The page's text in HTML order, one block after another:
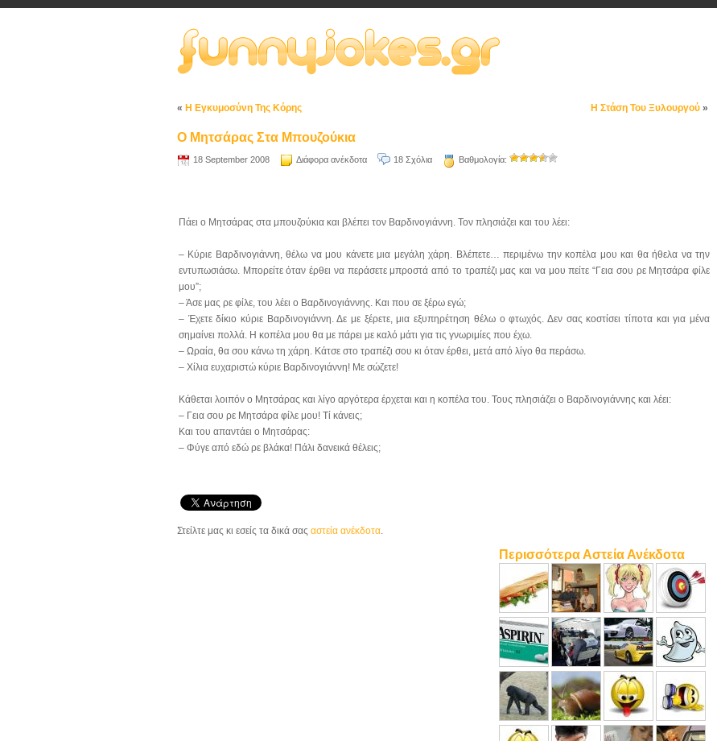
« Η Εγκυμοσύνη Της Κόρης Η Στάση Του Ξυλουργού »
Ο Μητσάρας Στα Μπουζούκια
18 September 2008 Διάφορα ανέκδοτα 18 Σχόλια Βαθμολογία:
Πάει ο Μητσάρας στα μπουζούκια και βλέπει τον Βαρδινογιάννη. Τον πλησιάζει και του λέει:
– Κύριε Βαρδινογιάννη, θέλω να μου κάνετε μια μεγάλη χάρη. Βλέπετε… περιμένω την κοπέλα μου και θα ήθελα να την
εντυπωσιάσω. Μπορείτε όταν έρθει να περάσετε μπροστά από το τραπέζι μας και να μου πείτε “Γεια σου ρε Μητσάρα φίλε
μου”;
– Άσε μας ρε φίλε, του λέει ο Βαρδινογιάννης. Και που σε ξέρω εγώ;
– Έχετε δίκιο κύριε Βαρδινογιάννη. Δε με ξέρετε, μια εξυπηρέτηση θέλω ο φτωχός. Δεν σας κοστίσει τίποτα και για μένα
σημαίνει πολλά. Η κοπέλα μου θα με πάρει με καλό μάτι για τις γνωριμίες που έχω.
– Ωραία, θα σου κάνω τη χάρη. Κάτσε στο τραπέζι σου κι όταν έρθει, μετά από λίγο θα περάσω.
– Χίλια ευχαριστώ κύριε Βαρδινογιάννη! Με σώζετε!
Κάθεται λοιπόν ο Μητσάρας και λίγο αργότερα έρχεται και η κοπέλα του. Τους πλησιάζει ο Βαρδινογιάννης και λέει:
– Γεια σου ρε Μητσάρα φίλε μου! Τί κάνεις;
Και του απαντάει ο Μητσάρας:
– Φύγε από εδώ ρε βλάκα! Πάλι δανεικά θέλεις;
Στείλτε μας κι εσείς τα δικά σας αστεία ανέκδοτα.
Περισσότερα Αστεία Ανέκδοτα